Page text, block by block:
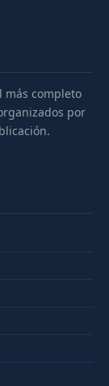
más completo
por